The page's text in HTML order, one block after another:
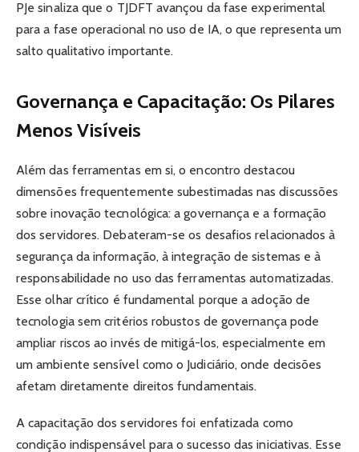
PJe sinaliza que o TJDFT avançou da fase experimental
para a fase operacional no uso de IA, o que representa um
salto qualitativo importante.
Governança e Capacitação: Os Pilares
Menos Visíveis
Além das ferramentas em si, o encontro destacou
dimensões frequentemente subestimadas nas discussões
sobre inovação tecnológica: a governança e a formação
dos servidores. Debateram-se os desafios relacionados à
segurança da informação, à integração de sistemas e à
responsabilidade no uso das ferramentas automatizadas.
Esse olhar crítico é fundamental porque a adoção de
tecnologia sem critérios robustos de governança pode
ampliar riscos ao invés de mitigá-los, especialmente em
um ambiente sensível como o Judiciário, onde decisões
afetam diretamente direitos fundamentais.
A capacitação dos servidores foi enfatizada como
condição indispensável para o sucesso das iniciativas. Esse